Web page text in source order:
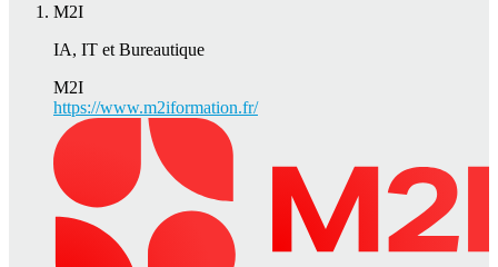
M2I
IA, IT et Bureautique
M2I
https://www.m2iformation.fr/